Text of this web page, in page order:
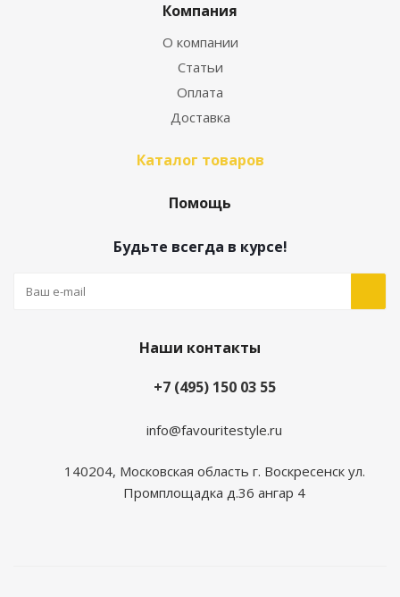
Компания
О компании
Статьи
Оплата
Доставка
Каталог товаров
Помощь
Будьте всегда в курсе!
Наши контакты
+7 (495) 150 03 55
info@favouritestyle.ru
140204, Московская область г. Воскресенск ул.
Промплощадка д.36 ангар 4